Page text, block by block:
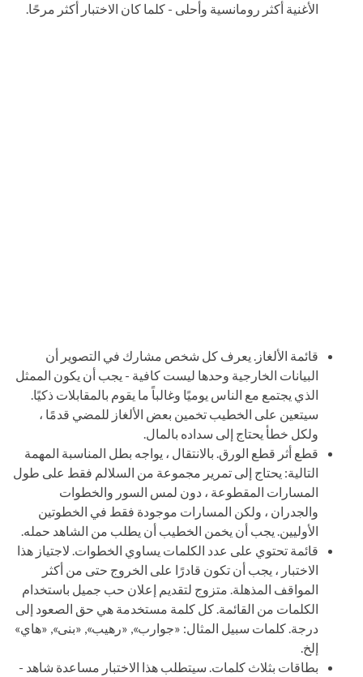
الأغنية أكثر رومانسية وأحلى - كلما كان الاختبار أكثر مرحًا.
قائمة الألغاز. يعرف كل شخص مشارك في التصوير أن
البيانات الخارجية وحدها ليست كافية - يجب أن يكون الممثل
الذي يجتمع مع الناس يوميًا وغالباً ما يقوم بالمقابلات ذكيًا.
سيتعين على الخطيب تخمين بعض الألغاز للمضي قدمًا ،
ولكل خطأ يحتاج إلى سداده بالمال.
قطع أثر قطع الورق. بالانتقال ، يواجه بطل المناسبة المهمة
التالية: يحتاج إلى تمرير مجموعة من السلالم فقط على طول
المسارات المقطوعة ، دون لمس السور والخطوات
والجدران ، ولكن المسارات موجودة فقط في الخطوتين
الأوليين. يجب أن يخمن الخطيب أن يطلب من الشاهد حمله.
قائمة تحتوي على عدد الكلمات يساوي الخطوات. لاجتياز هذا
الاختبار ، يجب أن تكون قادرًا على الخروج حتى من أكثر
المواقف المذهلة. متزوج لتقديم إعلان حب جميل باستخدام
الكلمات من القائمة. كل كلمة مستخدمة هي حق الصعود إلى
درجة. كلمات سبيل المثال: «جوارب», «رهيب», «بنى», «هاي»
إلخ.
بطاقات بثلاث كلمات. سيتطلب هذا الاختبار مساعدة شاهد -